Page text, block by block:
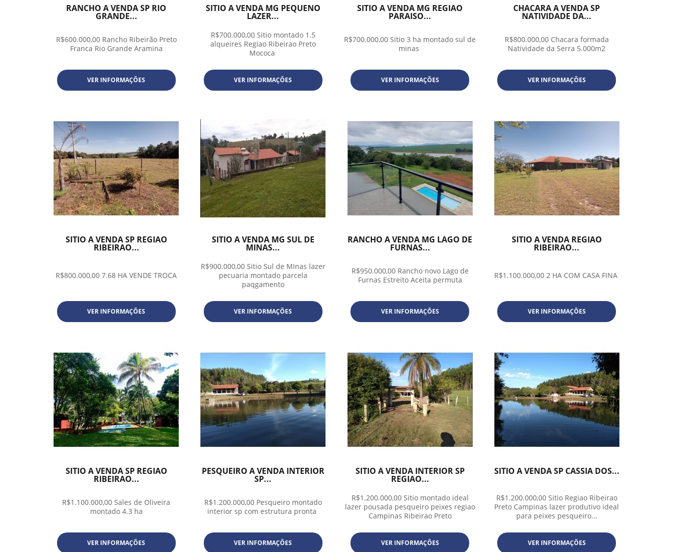
RANCHO A VENDA SP RIO
GRANDE...
R$600.000,00 Rancho Ribeirão Preto
Franca Rio Grande Aramina
VER INFORMAÇÕES
SITIO A VENDA MG PEQUENO
LAZER...
R$700.000,00 Sitio montado 1.5
alqueires Regiao Ribeirao Preto
Mococa
VER INFORMAÇÕES
SITIO A VENDA MG REGIAO
PARAISO...
R$700.000,00 Sitio 3 ha montado sul de
minas
VER INFORMAÇÕES
CHACARA A VENDA SP
NATIVIDADE DA...
R$800.000,00 Chacara formada
Natividade da Serra 5.000m2
VER INFORMAÇÕES
SITIO A VENDA SP REGIAO
RIBEIRAO...
R$800.000,00 7.68 HA VENDE TROCA
VER INFORMAÇÕES
SITIO A VENDA MG SUL DE
MINAS...
R$900.000,00 Sitio Sul de MInas lazer
pecuaria montado parcela
paqgamento
VER INFORMAÇÕES
RANCHO A VENDA MG LAGO DE
FURNAS...
R$950.000,00 Rancho novo Lago de
Furnas Estreito Aceita permuta
VER INFORMAÇÕES
SITIO A VENDA REGIAO
RIBEIRAO...
R$1.100.000,00 2 HA COM CASA FINA
VER INFORMAÇÕES
SITIO A VENDA SP REGIAO
RIBEIRAO...
R$1.100.000,00 Sales de Oliveira
montado 4.3 ha
VER INFORMAÇÕES
PESQUEIRO A VENDA INTERIOR
SP...
R$1.200.000,00 Pesqueiro montado
interior sp com estrutura pronta
VER INFORMAÇÕES
SITIO A VENDA INTERIOR SP
REGIAO...
R$1.200.000,00 Sitio montado ideal
lazer pousada pesqueiro peixes regiao
Campinas Ribeirao Preto
VER INFORMAÇÕES
SITIO A VENDA SP CASSIA DOS...
R$1.200.000,00 Sitio Regiao Ribeirao
Preto Campinas lazer produtivo ideal
para peixes pesqueiro...
VER INFORMAÇÕES